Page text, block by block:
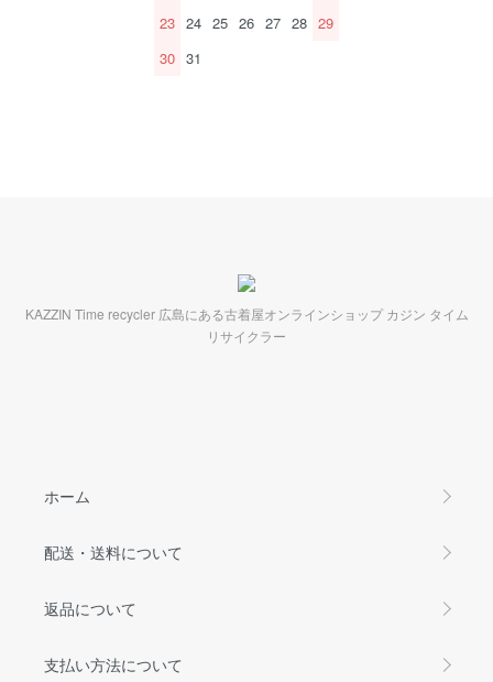
23 24 25 26 27 28 29
30 31
KAZZIN Time recycler 広島にある古着屋オンラインショップ カジン タイム
リサイクラー
ホーム
配送・送料について
返品について
支払い方法について